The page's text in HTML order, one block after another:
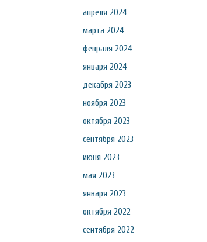
апреля 2024
марта 2024
февраля 2024
января 2024
декабря 2023
ноября 2023
октября 2023
сентября 2023
июня 2023
мая 2023
января 2023
октября 2022
сентября 2022